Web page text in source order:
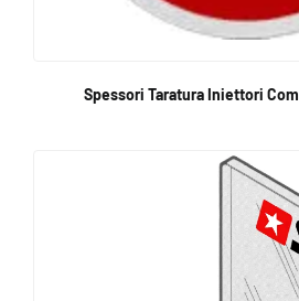
Spessori Taratura Iniettori